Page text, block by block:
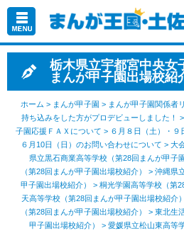
栃木県立宇都宮中央女
まんが甲子園出場校紹
ホーム > まんが甲子園 > まんが甲子園関係者
持ち込みをした方がプロデビューしました！
>
子園応援ＦＡＸについて > ６月８日（土）・９
６月10日（日）のお問い合わせについて > 大
県立黒石商業高等学校（第28回まんが甲子
（第28回まんが甲子園出場校紹介）
> 沖縄県
甲子園出場校紹介）
> 桐光学園高等学校（第
天高等学校（第28回まんが甲子園出場校紹介）
（第28回まんが甲子園出場校紹介）
> 東北生
甲子園出場校紹介）
> 愛媛県立松山東高等